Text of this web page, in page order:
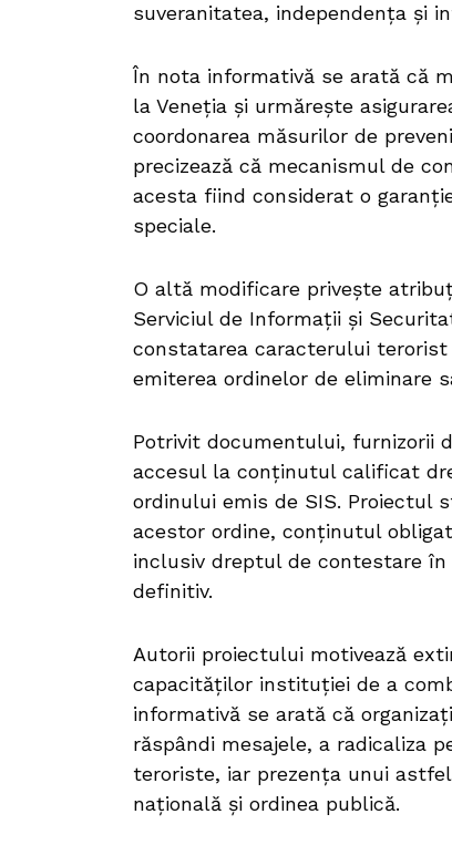
suveranitatea, independența și
În nota informativă se arată că
la Veneția și urmărește
coordonarea măsurilor de
precizează că mecanismul de
acesta fiind considerat o
speciale.
O altă modificare privește
Serviciul de Informații și
constatarea caracterului
emiterea ordinelor de eliminare
Potrivit documentului, furnizorii
accesul la conținutul calificat
ordinului emis de SIS. Proiectul
acestor ordine, conținutul
inclusiv dreptul de contestare
definitiv.
Autorii proiectului motivează
capacităților instituției de a
informativă se arată că
răspândi mesajele, a radicaliza
teroriste, iar prezența unui
națională și ordinea publică.